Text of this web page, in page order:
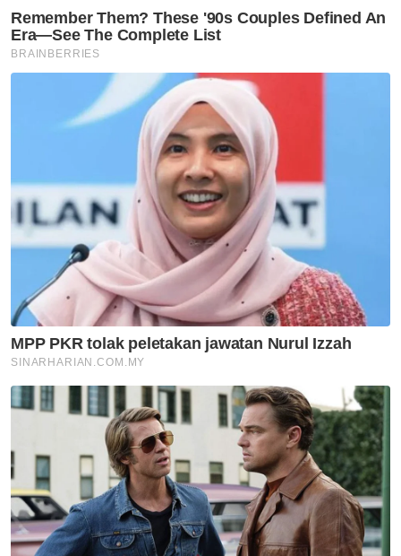
Warga Asing
Artikel Disyorkan
Jenayah
Pencuri nekad tolak lembu dari
kereta selepas dikejar
penduduk
Sindiket Aceh 'kuasai' perairan
Selangor
Jenayah
Sindiket edar cecair vape
dadah tumpas